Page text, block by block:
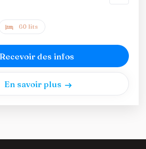
60 lits
Recevoir des infos
En savoir plus